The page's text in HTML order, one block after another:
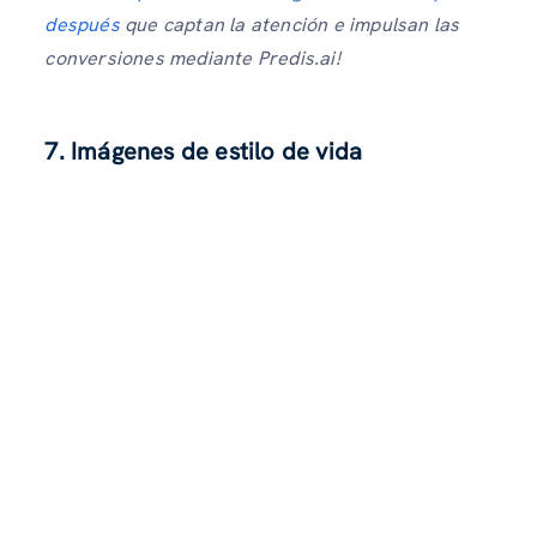
despuésque captan la atención e impulsan las
conversiones mediante Predis.ai!
7. Imágenes de estilo de vida